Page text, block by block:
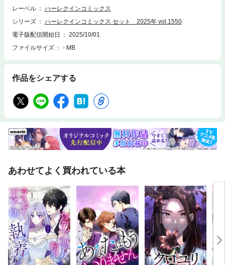
レーベル
ハーレクインコミックス
シリーズ
ハーレクインコミックス セット 2025年 vol.1550
電子版配信開始日
2025/10/01
ファイルサイズ
- MB
作品をシェアする
あわせてよく買われている本